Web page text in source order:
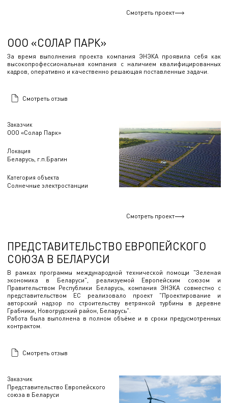
Смотреть проект
Заказчик
ООО «Солар Парк»
Локация
Беларусь, г.п.Брагин
Категория объекта
Солнечные электростанции
ООО «СОЛАР ПАРК»
За время выполнения проекта компания ЭНЭКА проявила себя как
высокопрофессиональная компания с наличием квалифицированных
кадров, оперативно и качественно решающая поставленные задачи.
Смотреть отзыв
Смотреть проект
Заказчик
Представительство Европейского
союза в Беларуси
ПРЕДСТАВИТЕЛЬСТВО ЕВРОПЕЙСКОГО
СОЮЗА В БЕЛАРУСИ
В рамках программы международной технической помощи "Зеленая
экономика в Беларуси", реализуемой Европейским союзом и
Правительством Республики Беларусь, компания ЭНЭКА совместно с
представительством ЕС реализовало проект "Проектирование и
авторский надзор по строительству ветрянкой турбины в деревне
Грабники, Новогрудский район, Беларусь".
Работа была выполнена в полном объёме и в сроки предусмотренных
контрактом.
Смотреть отзыв